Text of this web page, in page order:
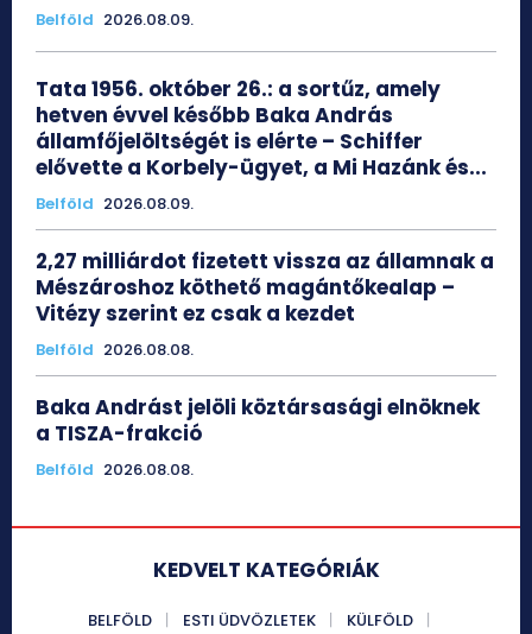
Belföld 2026.08.09.
Tata 1956. október 26.: a sortűz, amely
hetven évvel később Baka András
államfőjelöltségét is elérte – Schiffer
elővette a Korbely-ügyet, a Mi Hazánk és...
Belföld 2026.08.09.
2,27 milliárdot fizetett vissza az államnak a
Mészároshoz köthető magántőkealap –
Vitézy szerint ez csak a kezdet
Belföld 2026.08.08.
Baka Andrást jelöli köztársasági elnöknek
a TISZA-frakció
Belföld 2026.08.08.
KEDVELT KATEGÓRIÁK
BELFÖLD ESTI ÜDVÖZLETEK
KÜLFÖLD